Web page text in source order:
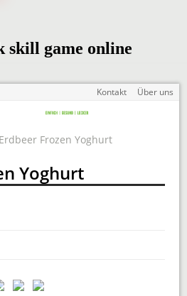
Kontakt Über uns
Frozen Yoghurt
Yoghurt